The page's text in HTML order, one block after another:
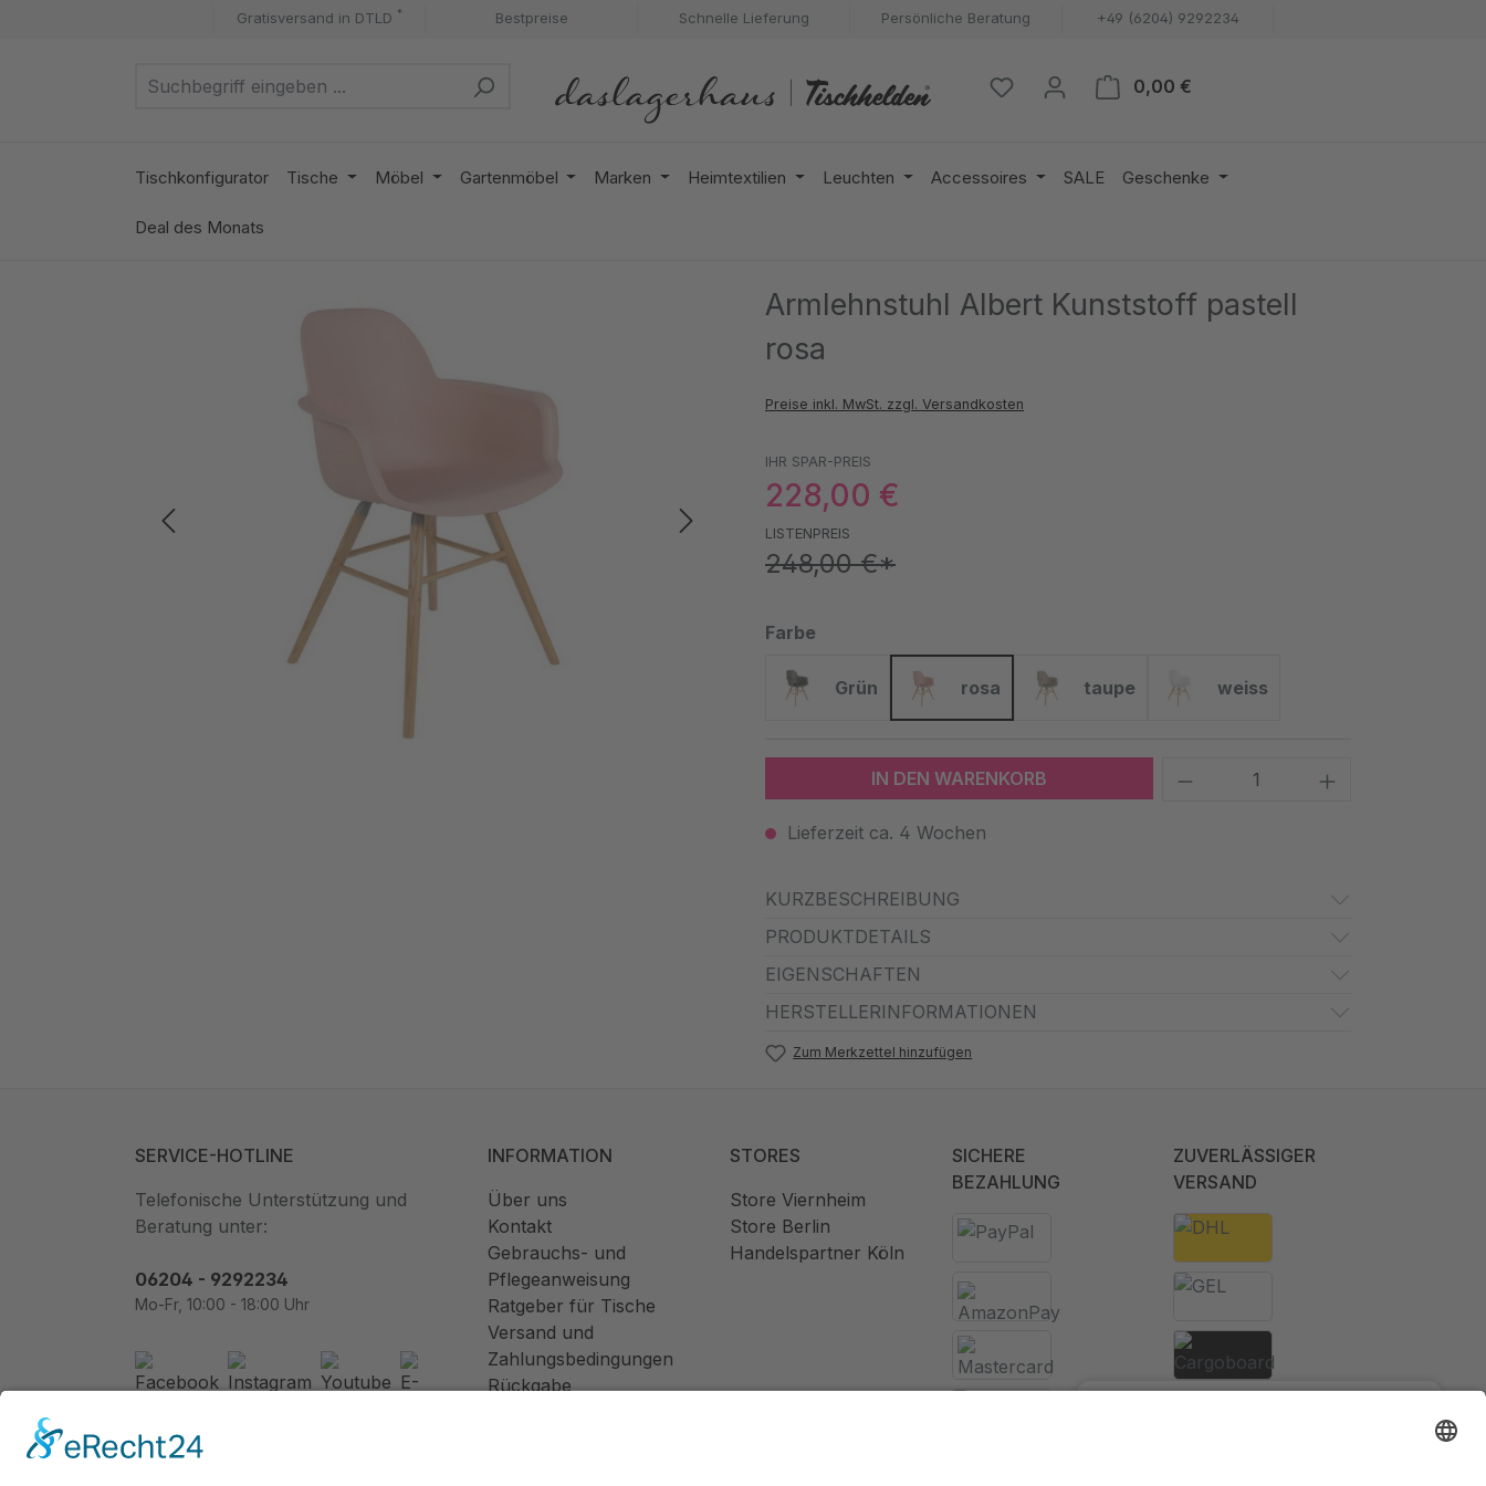
Zur Hauptnavigation springenGratisversand in DTLD * Bestpreise Schnelle Lieferung Persönliche Beratung +49 (6204) 9292234
0,00 €
Tischkonfigurator Tische Möbel Gartenmöbel Marken Heimtextilien Leuchten Accessoires SALE Geschenke
Deal des Monats
Armlehnstuhl Albert Kunststoff pastell
rosa
Preise inkl. MwSt. zzgl. Versandkosten
IHR SPAR-PREIS
228,00 €
LISTENPREIS
248,00 €*
Farbe
Grün
Grün
rosa
rosa
taupe
taupe
weiss
weiss
IN DEN WARENKORB Produkt Anzahl: Gib
Lieferzeit ca. 4 Wochen
KURZBESCHREIBUNG
PRODUKTDETAILS
EIGENSCHAFTEN
HERSTELLERINFORMATIONEN
Zum Merkzettel hinzufügen
SERVICE-HOTLINE
Telefonische Unterstützung und
Beratung unter:
06204 - 9292234
Mo-Fr, 10:00 - 18:00 Uhr
Newsletter abonnieren
INFORMATION
Über uns
Kontakt
Gebrauchs- und
Pflegeanweisung
Ratgeber für Tische
Versand und
Zahlungsbedingungen
Rückgabe
STORES
Store Viernheim
Store Berlin
Handelspartner Köln
SICHERE
BEZAHLUNG
ZUVERLÄSSIGER
VERSAND